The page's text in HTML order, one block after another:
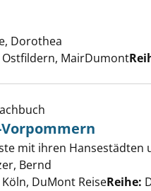
anzeigen
Dorothea
Ostfildern, MairDumont
Mecklenburg-
mit ihren Hansestädten
Bernd
Köln, DuMont ReiseReihe: